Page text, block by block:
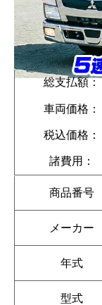
総支払額：
車両価格：
税込価格：
諸費用：
商品番号
メーカー
年式
型式